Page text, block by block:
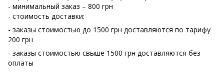
- минимальный заказ – 800 грн
- стоимость доставки:
- заказы стоимостью до 1500 грн доставляются по тарифу
200 грн
- заказы стоимостью свыше 1500 грн доставляются без
оплаты